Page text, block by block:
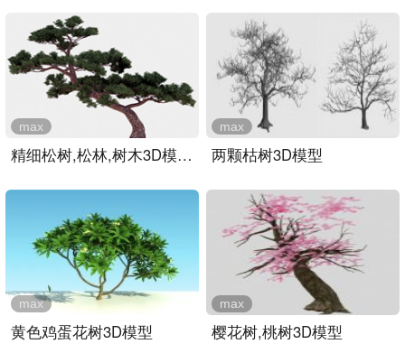
精细松树,松林,树木3D模型..
max
两颗枯树3D模型
max
黄色鸡蛋花树3D模型
max
樱花树,桃树3D模型
max